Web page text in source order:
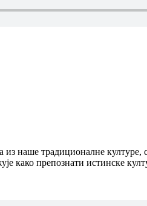
наше традиционалне културе,
како препознати истинске